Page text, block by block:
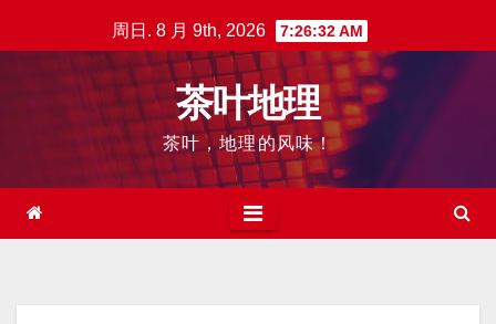
至
周日. 8 月 9th, 2026 7:26:33 AM
茶叶地理
茶叶，地理的风味！